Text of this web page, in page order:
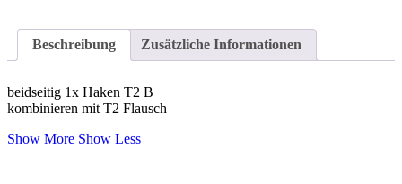
Beschreibung Zusätzliche Informationen
beidseitig 1x Haken T2 B
kombinieren mit T2 Flausch
Show More Show Less